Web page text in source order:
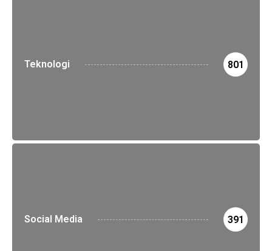
Teknologi 801
Social Media 391